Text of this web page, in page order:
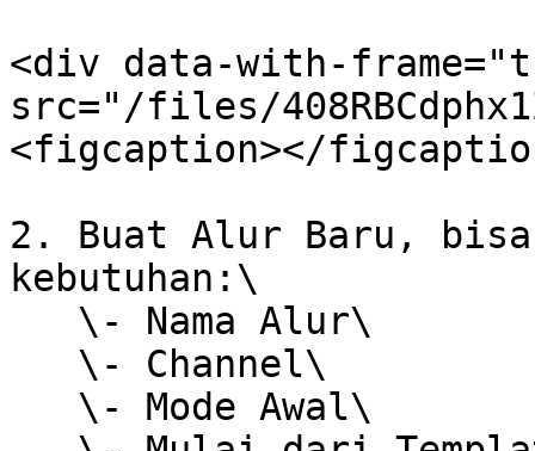
<div data-with-
src="/files/
<figcaption></
2. Buat Alur Baru, bisa
kebutuhan:\